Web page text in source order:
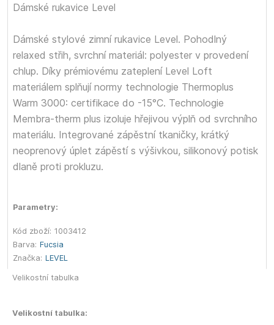
Dámské rukavice Level
Dámské stylové zimní rukavice Level. Pohodlný
relaxed střih, svrchní materiál: polyester v provedení
chlup. Díky prémiovému zateplení Level Loft
materiálem splňují normy technologie Thermoplus
Warm 3000: certifikace do -15°C. Technologie
Membra-therm plus izoluje hřejivou výplň od svrchního
materiálu. Integrované zápěstní tkaničky, krátký
neoprenový úplet zápěstí s výšivkou, silikonový potisk
dlaně proti prokluzu.
Parametry:
Kód zboží: 1003412
Barva: Fucsia
Značka: LEVEL
Velikostní tabulka
Velikostní tabulka: